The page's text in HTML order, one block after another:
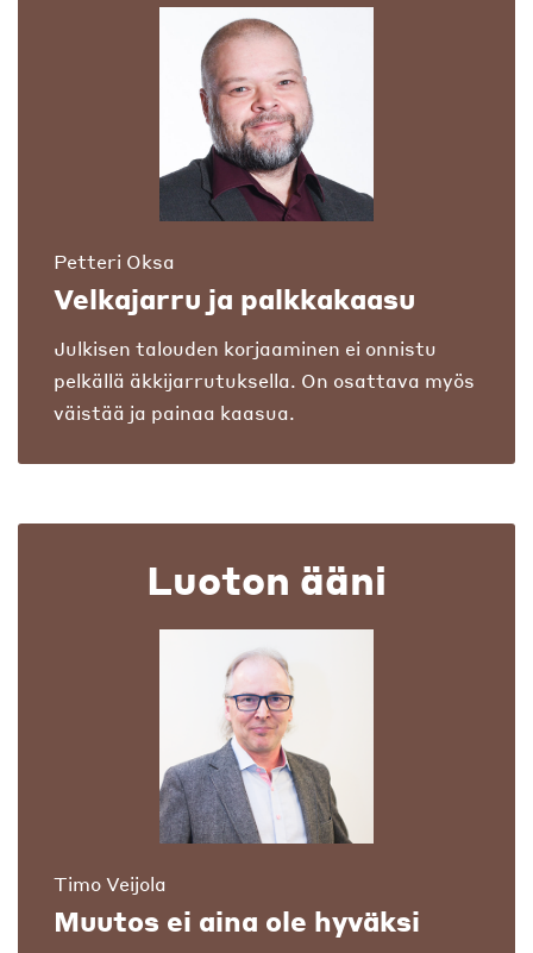
Petteri Oksa
Velkajarru ja palkkakaasu
Julkisen talouden korjaaminen ei onnistu
pelkällä äkkijarrutuksella. On osattava myös
väistää ja painaa kaasua.
Luoton ääni
Timo Veijola
Muutos ei aina ole hyväksi